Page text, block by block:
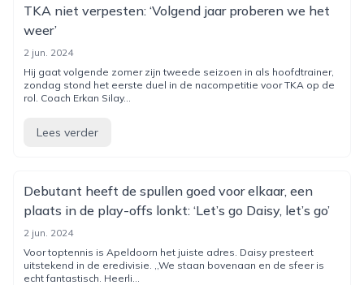
TKA niet verpesten: ‘Volgend jaar proberen we het
weer’
2 jun. 2024
Hij gaat volgende zomer zijn tweede seizoen in als hoofdtrainer,
zondag stond het eerste duel in de nacompetitie voor TKA op de
rol. Coach Erkan Silay...
Lees verder
Debutant heeft de spullen goed voor elkaar, een
plaats in de play-offs lonkt: ‘Let’s go Daisy, let’s go’
2 jun. 2024
Voor toptennis is Apeldoorn het juiste adres. Daisy presteert
uitstekend in de eredivisie. ,,We staan bovenaan en de sfeer is
echt fantastisch. Heerli...